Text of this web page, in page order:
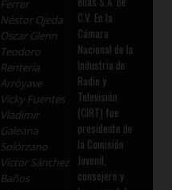
Ferrer
Néstor Ojeda
Oscar Glenn
Teodoro
Rentería
Arróyave
Vicky Fuentes
Vladimir
Galeana
Solórzano
Víctor Sánchez
Baños
C.V. En la
Cámara
Nacional de la
Industria de
Radio y
Televisión
(CIRT) fue
presidente de
la Comisión
Juvenil,
consejero y